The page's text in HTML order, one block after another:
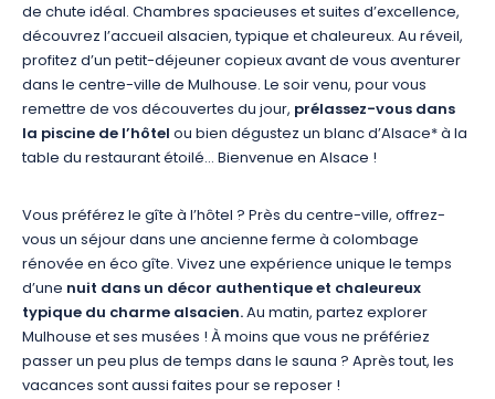
de chute idéal. Chambres spacieuses et suites d’excellence,
découvrez l’accueil alsacien, typique et chaleureux. Au réveil,
profitez d’un petit-déjeuner copieux avant de vous aventurer
dans le centre-ville de Mulhouse. Le soir venu, pour vous
remettre de vos découvertes du jour, prélassez-vous dans
la piscine de l’hôtelou bien dégustez un blanc d’Alsace* à la
table du restaurant étoilé… Bienvenue en Alsace !
Vous préférez le gîte à l’hôtel ? Près du centre-ville, offrez-
vous un séjour dans une ancienne ferme à colombage
rénovée en éco gîte. Vivez une expérience unique le temps
d’une nuit dans un décor authentique et chaleureux
typique du charme alsacien.Au matin, partez explorer
Mulhouse et ses musées ! À moins que vous ne préfériez
passer un peu plus de temps dans le sauna ? Après tout, les
vacances sont aussi faites pour se reposer !